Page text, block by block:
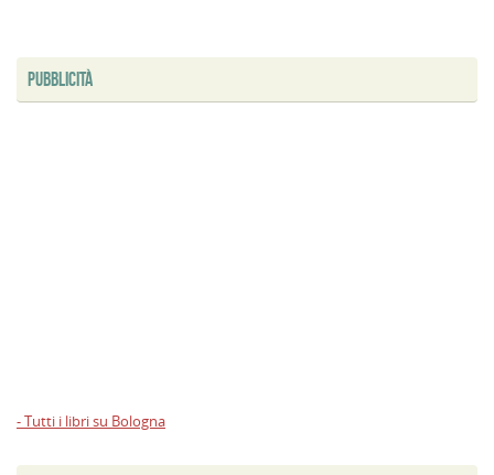
PUBBLICITÀ
- Tutti i libri su Bologna